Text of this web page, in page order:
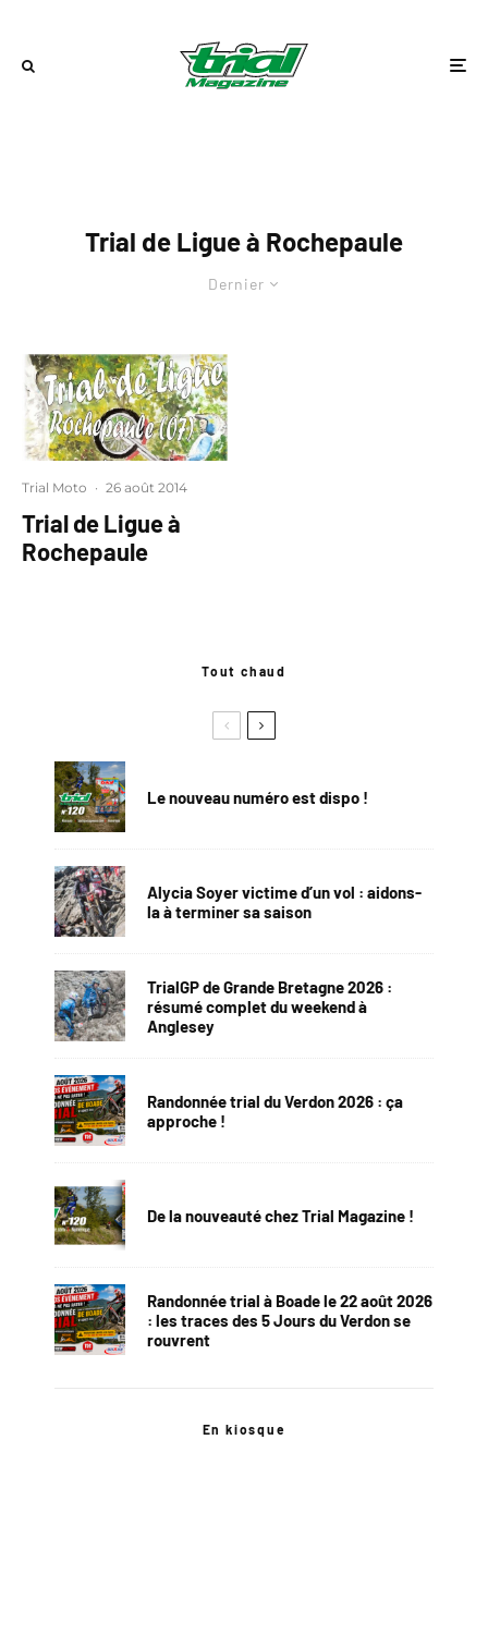
Trial de Ligue à Rochepaule
Dernier
Trial Moto · 26 août 2014
Trial de Ligue à
Rochepaule
Tout chaud
Le nouveau numéro est dispo !
Alycia Soyer victime d’un vol : aidons-
la à terminer sa saison
TrialGP de Grande Bretagne 2026 :
résumé complet du weekend à
Anglesey
Randonnée trial du Verdon 2026 : ça
approche !
De la nouveauté chez Trial Magazine !
Randonnée trial à Boade le 22 août 2026
: les traces des 5 Jours du Verdon se
rouvrent
En kiosque